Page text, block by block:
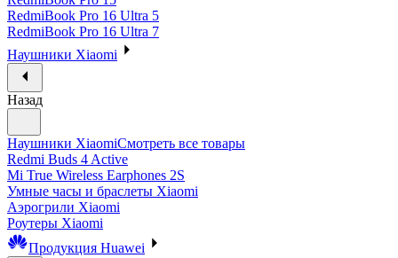
RedmiBook Pro 16 Ultra 5
RedmiBook Pro 16 Ultra 7
Наушники Xiaomi
Назад
Наушники XiaomiСмотреть все товары
Redmi Buds 4 Active
Mi True Wireless Earphones 2S
Умные часы и браслеты Xiaomi
Аэрогрили Xiaomi
Роутеры Xiaomi
Продукция Huawei